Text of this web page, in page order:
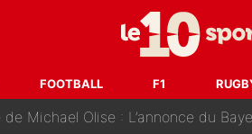
FOOTBALL F1
au PSG, Ferran Torres a enfin pris
Didier Deschamps en équipe de
Michael Olise : L’annonce du